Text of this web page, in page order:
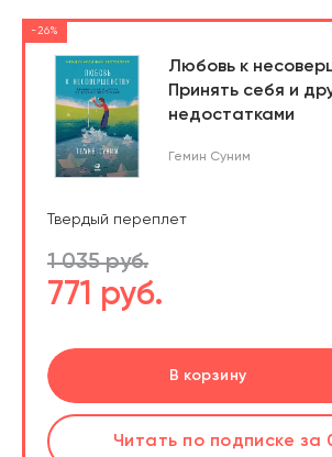
-26%
Любовь к
Принять себя и
недостатками
Гемин Суним
Твердый переплет
1 035 руб.
771 руб.
В корзину
В корзине
Читать по подписке за
Перейти
Читать по подписке за
Перейти
Слушатьпо подпискеза